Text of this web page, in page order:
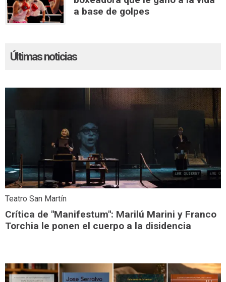
a base de golpes
Últimas noticias
Teatro San Martín
Crítica de "Manifestum": Marilú Marini y Franco
Torchia le ponen el cuerpo a la disidencia